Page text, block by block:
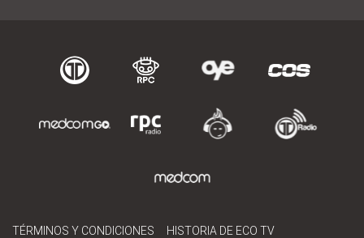
TÉRMINOS Y CONDICIONES HISTORIA DE ECO TV